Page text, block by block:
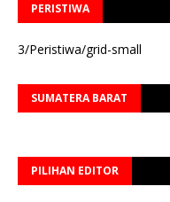
PERISTIWA
3/Peristiwa/grid-small
SUMATERA BARAT
PILIHAN EDITOR